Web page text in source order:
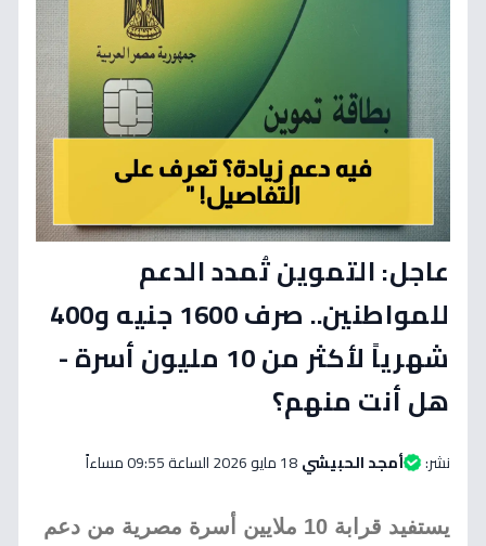
عاجل: التموين تُمدد الدعم
للمواطنين.. صرف 1600 جنيه و400
شهرياً لأكثر من 10 مليون أسرة -
هل أنت منهم؟
نشر: أمجد الحبيشي18 مايو 2026 الساعة 09:55 مساءاً
يستفيد قرابة 10 ملايين أسرة مصرية من دعم